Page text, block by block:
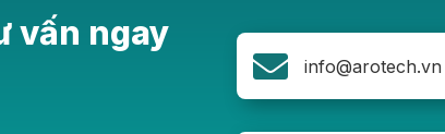
vấn ngay
 info@arotech.vn